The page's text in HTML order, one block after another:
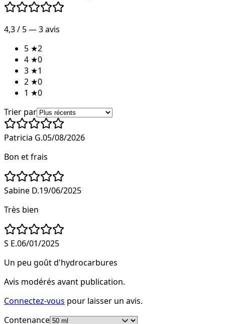
4,3/ 5 —3avis
5 ★2
4 ★0
3 ★1
2 ★0
1 ★0
Trier par
Patricia G.05/08/2026
Bon et frais
Sabine D.19/06/2025
Très bien
S E.06/01/2025
Un peu goût d'hydrocarbures
Avis modérés avant publication.
Connectez-vous pour laisser un avis.
Contenance